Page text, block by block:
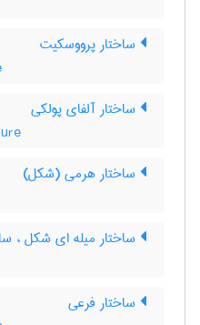
ساختار پرووسکیت
ساختار آلفای پولکی
ساختار هرمی (شکل)
ساختار میله ای شکل ،
ساختار فرعی